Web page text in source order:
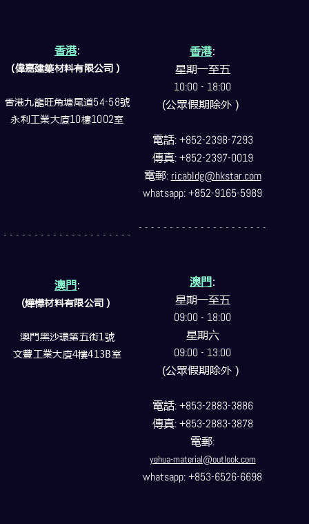
香港:
(偉嘉建築材料有限公司）
香港九龍旺角塘尾道54-58號
永利工業大廈10樓1002室
- - - - - - - - - - - - - - - - - - - - -
澳門:
(燁樺材料有限公司）
澳門黑沙環第五街1號
文豐工業大廈4樓413B室
香港:
星期一至五
10:00 - 18:00
(公眾假期除外）
電話: +852-2398-7293
傳真: +852-2397-0019
電郵: ricabldg@hkstar.com
whatsapp: +852-9165-5989
- - - - - - - - - - - - - - - - - - - - -
澳門:
星期一至五
09:00 - 18:00
星期六
09:00 - 13:00
(公眾假期除外）
電話: +853-2883-3886
傳真: +853-2883-3878
電郵:
yehua-material@outlook.com
whatsapp: +853-6526-6698